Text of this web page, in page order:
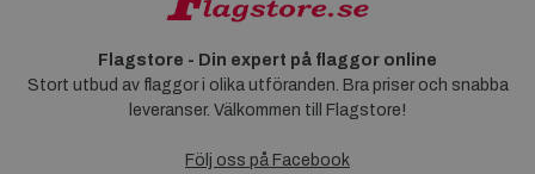
Flagstore - Din expert på flaggor online
Stort utbud av flaggor i olika utföranden. Bra priser och snabba
leveranser. Välkommen till Flagstore!
Följ oss på Facebook